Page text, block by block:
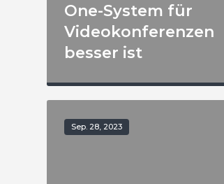
One-System für
Videokonferenzen
besser ist
Sep. 28, 2023